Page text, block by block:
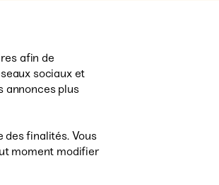
Uni
Des conditions de livraison
aux produits volumineux.
afin de
sociaux et
annonces plus
des finalités. Vous
moment modifier